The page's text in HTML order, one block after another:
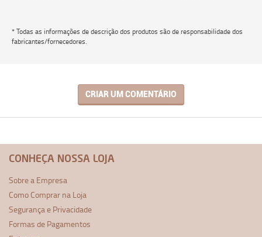
* Todas as informações de descrição dos produtos são de responsabilidade dos
fabricantes/fornecedores.
CRIAR UM COMENTÁRIO
CONHEÇA NOSSA LOJA
Sobre a Empresa
Como Comprar na Loja
Segurança e Privacidade
Formas de Pagamentos